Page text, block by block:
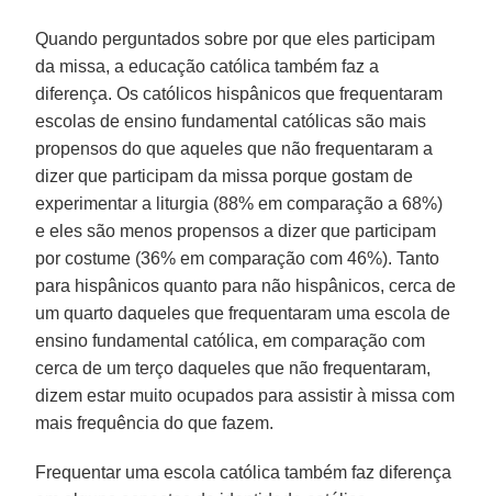
Quando perguntados sobre por que eles participam
da missa, a educação católica também faz a
diferença. Os católicos hispânicos que frequentaram
escolas de ensino fundamental católicas são mais
propensos do que aqueles que não frequentaram a
dizer que participam da missa porque gostam de
experimentar a liturgia (88% em comparação a 68%)
e eles são menos propensos a dizer que participam
por costume (36% em comparação com 46%). Tanto
para hispânicos quanto para não hispânicos, cerca de
um quarto daqueles que frequentaram uma escola de
ensino fundamental católica, em comparação com
cerca de um terço daqueles que não frequentaram,
dizem estar muito ocupados para assistir à missa com
mais frequência do que fazem.
Frequentar uma escola católica também faz diferença